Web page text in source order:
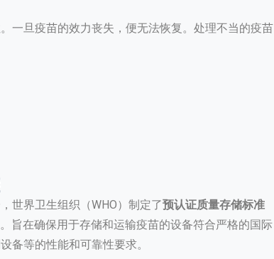
一旦疫苗的效力丧失，便无法恢复。处理不当的疫苗
世界卫生组织（WHO）制定了预认证质量存储标准
旨在确保用于存储和运输疫苗的设备符合严格的国际
备等的性能和可靠性要求。